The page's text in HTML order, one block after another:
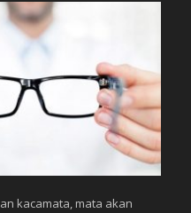
kacamata, mata akan